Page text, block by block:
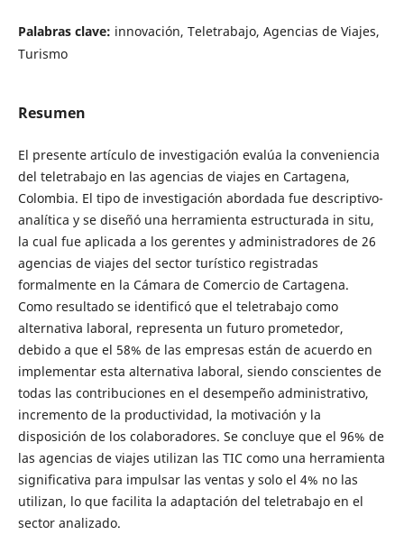
Palabras clave: innovación, Teletrabajo, Agencias de Viajes,
Turismo
Resumen
El presente artículo de investigación evalúa la conveniencia
del teletrabajo en las agencias de viajes en Cartagena,
Colombia. El tipo de investigación abordada fue descriptivo-
analítica y se diseñó una herramienta estructurada in situ,
la cual fue aplicada a los gerentes y administradores de 26
agencias de viajes del sector turístico registradas
formalmente en la Cámara de Comercio de Cartagena.
Como resultado se identificó que el teletrabajo como
alternativa laboral, representa un futuro prometedor,
debido a que el 58% de las empresas están de acuerdo en
implementar esta alternativa laboral, siendo conscientes de
todas las contribuciones en el desempeño administrativo,
incremento de la productividad, la motivación y la
disposición de los colaboradores. Se concluye que el 96% de
las agencias de viajes utilizan las TIC como una herramienta
significativa para impulsar las ventas y solo el 4% no las
utilizan, lo que facilita la adaptación del teletrabajo en el
sector analizado.